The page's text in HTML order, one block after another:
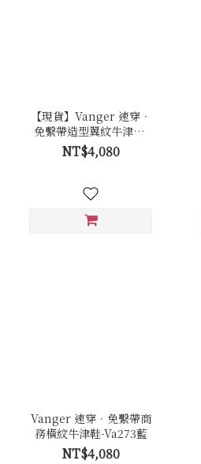
【現貨】Vanger 速穿．
免繫帶造型翼紋牛津鞋-
Va274黑
NT$4,080
Vanger 速穿．免繫帶商
務橫紋牛津鞋-Va273藍
NT$4,080